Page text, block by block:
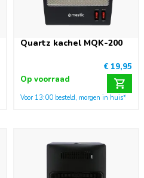
Quartz kachel MQK-200
€ 19,95
Op voorraad
Voor 13:00 besteld, morgen in huis*